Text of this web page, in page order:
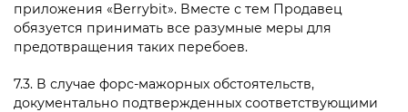
приложения «Berrybit». Вместе с тем Продавец
обязуется принимать все разумные меры для
предотвращения таких перебоев.
7.3. В случае форс-мажорных обстоятельств,
документально подтвержденных соответствующими